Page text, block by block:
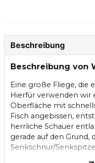
Beschreibung
Beschreibung von
Eine große Fliege, die
Hierfür verwenden wir
Oberfläche mit
Fisch angebissen,
herrliche Schauer
gerade auf den
Senkschnur/